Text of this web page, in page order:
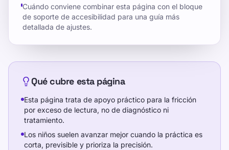
Cuándo conviene combinar esta página con el bloque
de soporte de accesibilidad para una guía más
detallada de ajustes.
Qué cubre esta página
Esta página trata de apoyo práctico para la fricción
por exceso de lectura, no de diagnóstico ni
tratamiento.
Los niños suelen avanzar mejor cuando la práctica es
corta, previsible y prioriza la precisión.